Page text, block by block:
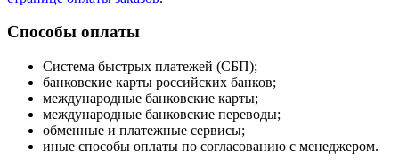
Способы оплаты
Система быстрых платежей (СБП);
банковские карты российских банков;
международные банковские карты;
международные банковские переводы;
обменные и платежные сервисы;
иные способы оплаты по согласованию с менеджером.